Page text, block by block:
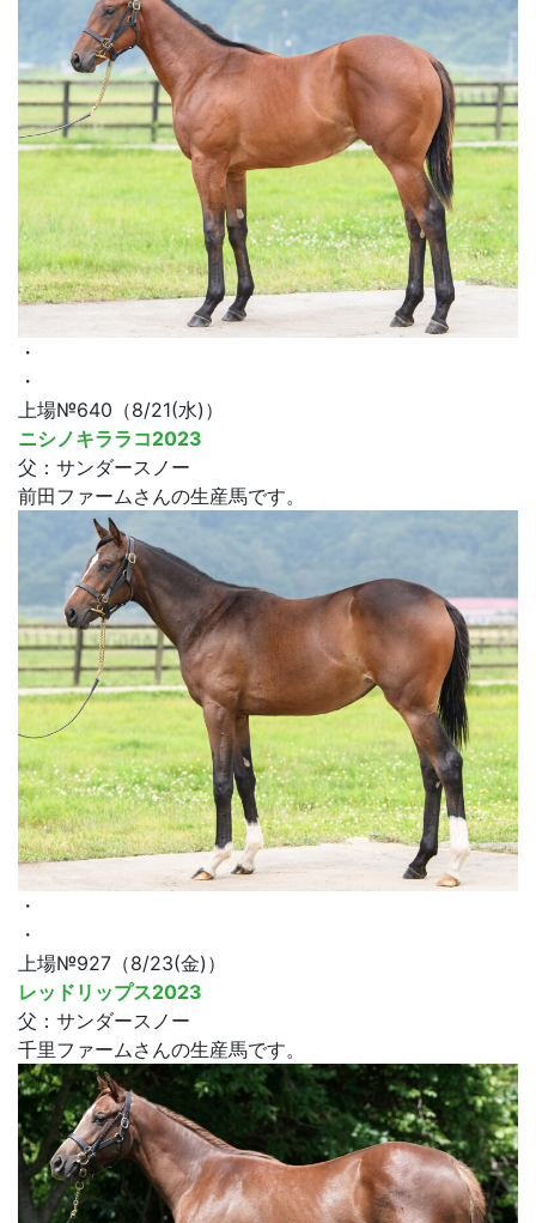
・
・
上場№640（8/21(水)）
ニシノキララコ2023
父：サンダースノー
前田ファームさんの生産馬です。
・
・
上場№927（8/23(金)）
レッドリップス2023
父：サンダースノー
千里ファームさんの生産馬です。